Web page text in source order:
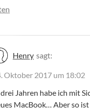
Henry sagt:
Oktober 2017 um 18:02
Jahren habe ich mit
MacBook… Aber so ist